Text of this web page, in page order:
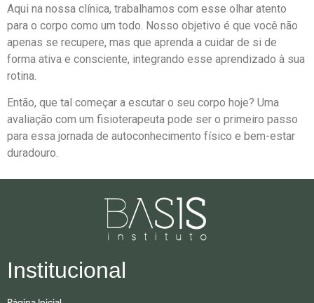
Aqui na nossa clínica, trabalhamos com esse olhar atento
para o corpo como um todo. Nosso objetivo é que você não
apenas se recupere, mas que aprenda a cuidar de si de
forma ativa e consciente, integrando esse aprendizado à sua
rotina.
Então, que tal começar a escutar o seu corpo hoje? Uma
avaliação com um fisioterapeuta pode ser o primeiro passo
para essa jornada de autoconhecimento físico e bem-estar
duradouro.
Institucional